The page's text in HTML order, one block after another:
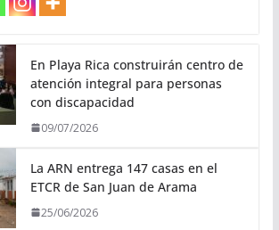
En Playa Rica construirán centro de
atención integral para personas
con discapacidad
09/07/2026
La ARN entrega 147 casas en el
ETCR de San Juan de Arama
25/06/2026